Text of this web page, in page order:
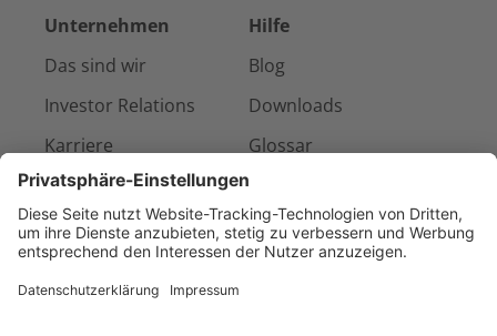
Unternehmen
Das sind wir
Investor Relations
Karriere
Presse & Medien
Referenzen
Hilfe
Blog
Downloads
Glossar
Kontakt